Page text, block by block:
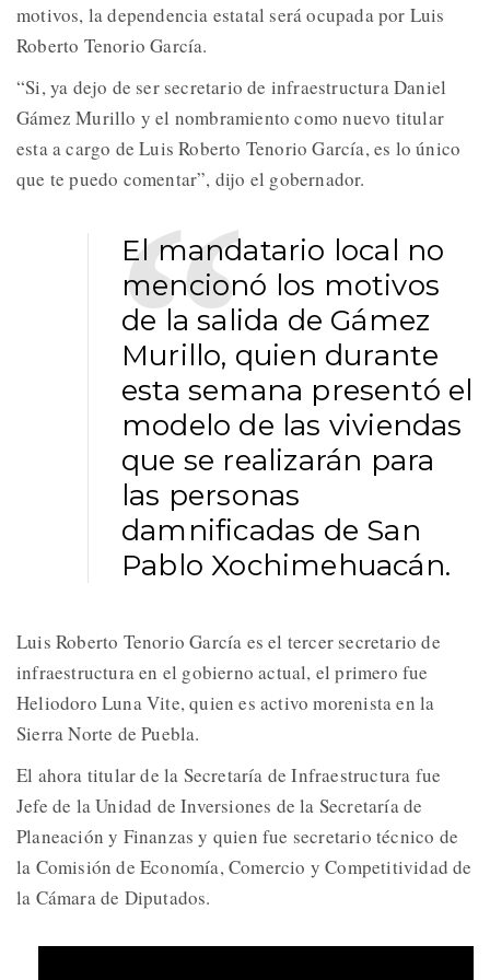
motivos, la dependencia estatal será ocupada por Luis
Roberto Tenorio García.
“Si, ya dejo de ser secretario de infraestructura Daniel
Gámez Murillo y el nombramiento como nuevo titular
esta a cargo de Luis Roberto Tenorio García, es lo único
que te puedo comentar”, dijo el gobernador.
El mandatario local no
mencionó los motivos
de la salida de Gámez
Murillo, quien durante
esta semana presentó el
modelo de las viviendas
que se realizarán para
las personas
damnificadas de San
Pablo Xochimehuacán.
Luis Roberto Tenorio García es el tercer secretario de
infraestructura en el gobierno actual, el primero fue
Heliodoro Luna Vite, quien es activo morenista en la
Sierra Norte de Puebla.
El ahora titular de la Secretaría de Infraestructura fue
Jefe de la Unidad de Inversiones de la Secretaría de
Planeación y Finanzas y quien fue secretario técnico de
la Comisión de Economía, Comercio y Competitividad de
la Cámara de Diputados.